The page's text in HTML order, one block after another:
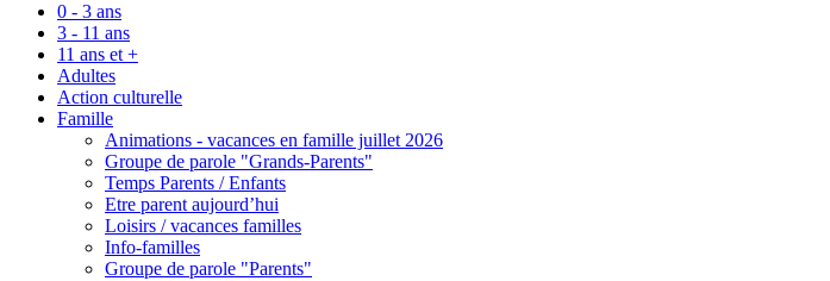
0 - 3 ans
3 - 11 ans
11 ans et +
Adultes
Action culturelle
Famille
Animations - vacances en famille juillet 2026
Groupe de parole "Grands-Parents"
Temps Parents / Enfants
Etre parent aujourd’hui
Loisirs / vacances familles
Info-familles
Groupe de parole "Parents"